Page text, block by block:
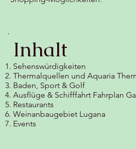
Inhalt
Sehenswürdigkeiten
Thermalquellen und Aquaria
Baden, Sport & Golf
Ausflüge & Schifffahrt Fahrplan
Restaurants
Weinanbaugebiet Lugana
Events